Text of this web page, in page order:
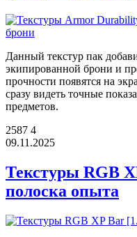
Данный текстур пак
экипированной брони и
прочности появятся на
сразу видеть точные
предметов.
2587 4
09.11.2025
Текстуры RGB
полоска опыта